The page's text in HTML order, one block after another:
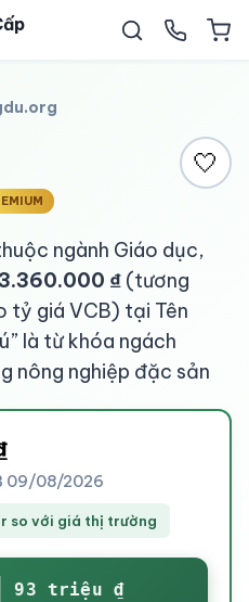
🤍
ngành Giáo dục,
₫ (tương
tỷ giá VCB) tại Tên
là từ khóa ngách
nông nghiệp đặc sản
09/08/2026
so với giá thị trường
93 triệu ₫